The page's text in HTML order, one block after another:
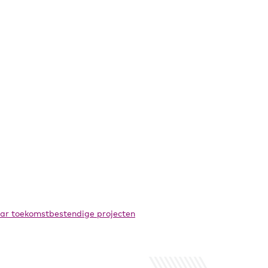
toekomstbestendige projecten